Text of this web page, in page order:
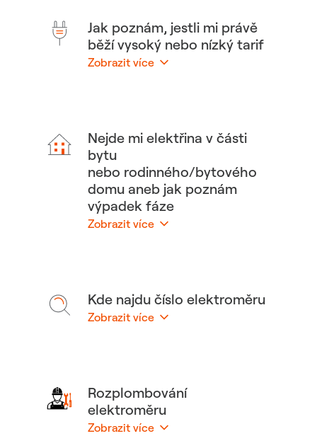
Jak poznám, jestli mi právě
běží vysoký nebo nízký tarif
Zobrazit více
Nejde mi elektřina v části
bytu
nebo rodinného/bytového
domu aneb jak poznám
výpadek fáze
Zobrazit více
Kde najdu číslo elektroměru
Zobrazit více
Rozplombování
elektroměru
Zobrazit více